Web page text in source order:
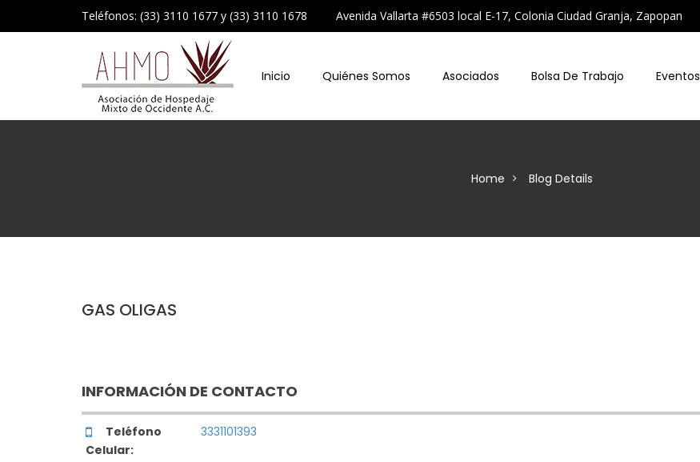
Teléfonos: (33) 3110 1677 y (33) 3110 1678 Avenida Vallarta #6503 local E-17, Colonia Ciudad Granja, Zapopan
Inicio Quiénes Somos Asociados Bolsa De Trabajo Eventos
Home Blog Details
GAS OLIGAS
INFORMACIÓN DE CONTACTO
Teléfono
Celular:
3331101393